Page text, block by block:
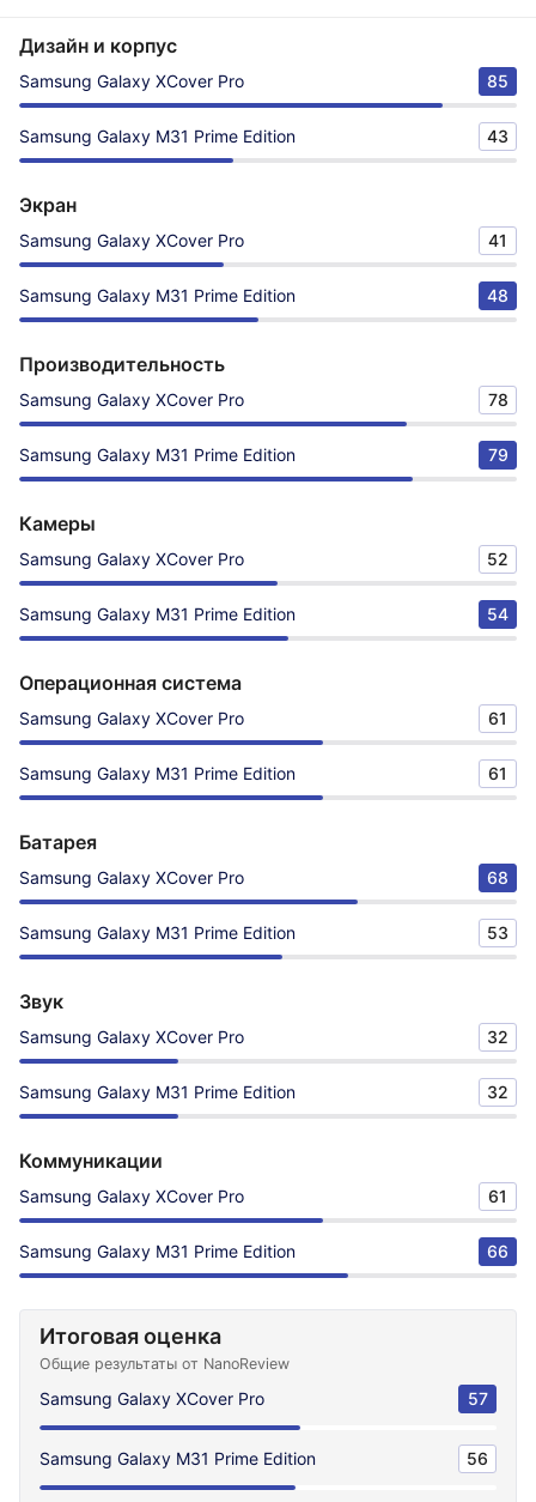
Дизайн и корпус
Samsung Galaxy XCover Pro 85
Samsung Galaxy M31 Prime Edition 43
Экран
Samsung Galaxy XCover Pro 41
Samsung Galaxy M31 Prime Edition 48
Производительность
Samsung Galaxy XCover Pro 78
Samsung Galaxy M31 Prime Edition 79
Камеры
Samsung Galaxy XCover Pro 52
Samsung Galaxy M31 Prime Edition 54
Операционная система
Samsung Galaxy XCover Pro 61
Samsung Galaxy M31 Prime Edition 61
Батарея
Samsung Galaxy XCover Pro 68
Samsung Galaxy M31 Prime Edition 53
Звук
Samsung Galaxy XCover Pro 32
Samsung Galaxy M31 Prime Edition 32
Коммуникации
Samsung Galaxy XCover Pro 61
Samsung Galaxy M31 Prime Edition 66
Итоговая оценка
Общие результаты от NanoReview
Samsung Galaxy XCover Pro 57
Samsung Galaxy M31 Prime Edition 56